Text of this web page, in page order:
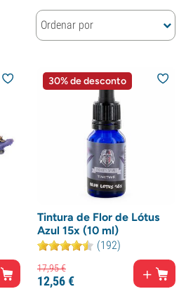
Ordenar por
30% de desconto
Tintura de Flor de Lótus
Azul 15x (10 ml)
(192)
17,95€
12,56€